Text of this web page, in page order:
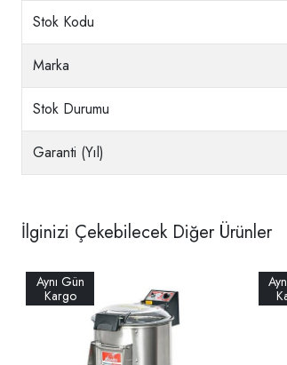
Stok Kodu
Marka
Stok Durumu
Garanti (Yıl)
İlginizi Çekebilecek Diğer Ürünler